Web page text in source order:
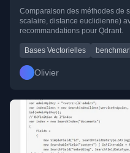
Comparaison des méthodes de
scalaire, distance euclidienne)
recommandations pour Qdrant.
Bases Vectorielles
Olivier